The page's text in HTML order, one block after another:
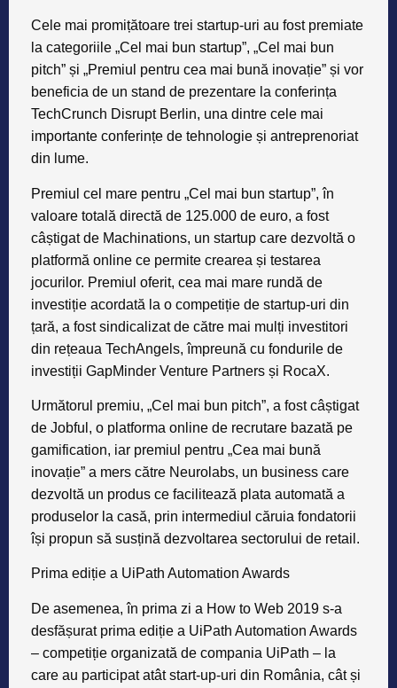
importante conferințe de tehnologie și antreprenoriat
din lume.
Premiul cel mare pentru „Cel mai bun startup”, în
valoare totală directă de 125.000 de euro, a fost
câștigat de Machinations, un startup care dezvoltă o
platformă online ce permite crearea și testarea
investiție acordată la o competiție de startup-uri din
țară, a fost sindicalizat de către mai mulți investitori
din rețeaua TechAngels, împreună cu fondurile de
investiții GapMinder Venture Partners și RocaX.
Următorul premiu, „Cel mai bun pitch”, a fost câștigat
de Jobful, o platforma online de recrutare bazată pe
gamification, iar premiul pentru „Cea mai bună
inovație” a mers către Neurolabs, un business care
dezvoltă un produs ce facilitează plata automată a
produselor la casă, prin intermediul căruia fondatorii
își propun să susțină dezvoltarea sectorului de retail.
Prima ediție a UiPath Automation Awards
De asemenea, în prima zi a How to Web 2019 s-a
desfășurat prima ediție a UiPath Automation Awards
– competiție organizată de compania UiPath – la
care au participat atât start-up-uri din România, cât și
dezvoltă produse B2B pentru diverse piețe din
Europa. Câștigătorii competiției au fost Edward.AI
(Polonia) – la categoria „Cel mai bun startup” și
SmartDreamers (România) la categoria „Cel mai bun